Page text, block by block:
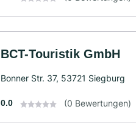
BCT-Touristik GmbH
Bonner Str. 37, 53721 Siegburg
0.0 (0 Bewertungen)